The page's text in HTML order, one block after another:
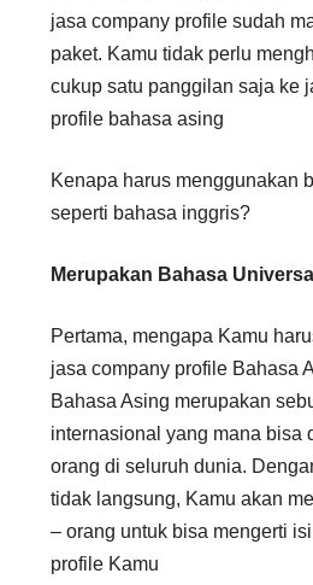
jasa company profile sudah
paket. Kamu tidak perlu
cukup satu panggilan saja ke
profile bahasa asing
Kenapa harus menggunakan
seperti bahasa inggris?
Merupakan Bahasa Universal
Pertama, mengapa Kamu
jasa company profile Bahasa
Bahasa Asing merupakan
internasional yang mana bisa
orang di seluruh dunia.
tidak langsung, Kamu akan
– orang untuk bisa mengerti
profile Kamu